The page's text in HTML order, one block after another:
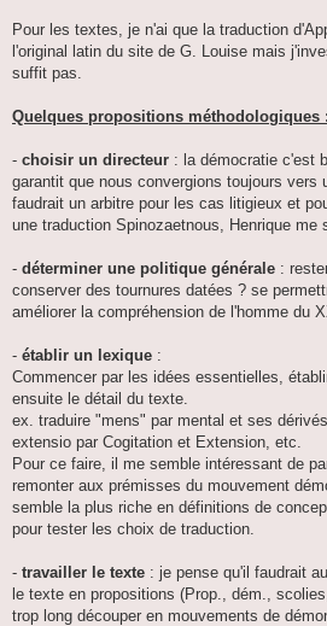
Pour les textes, je n'ai que la traduction
l'original latin du site de G. Louise mais
suffit pas.
Quelques propositions méthodologiques :
- choisir un directeur : la démocratie c'est
garantit que nous convergions toujours vers
faudrait un arbitre pour les cas litigieux et
une traduction Spinozaetnous, Henrique me
- déterminer une politique générale :
conserver des tournures datées ? se
améliorer la compréhension de l'homme du
- établir un lexique :
Commencer par les idées essentielles,
ensuite le détail du texte.
ex. traduire "mens" par mental et ses
extensio par Cogitation et Extension, etc.
Pour ce faire, il me semble intéressant de
remonter aux prémisses du mouvement
semble la plus riche en définitions de
pour tester les choix de traduction.
- travailler le texte : je pense qu'il faudrait
le texte en propositions (Prop., dém.,
trop long découper en mouvements de